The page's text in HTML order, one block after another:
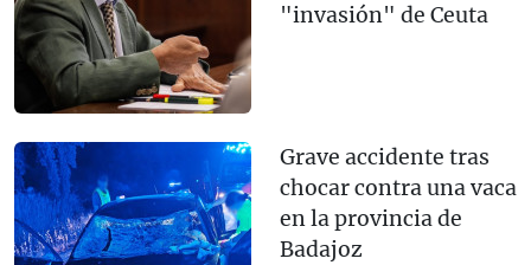
"invasión" de Ceuta
Grave accidente tras
chocar contra una vaca
en la provincia de
Badajoz